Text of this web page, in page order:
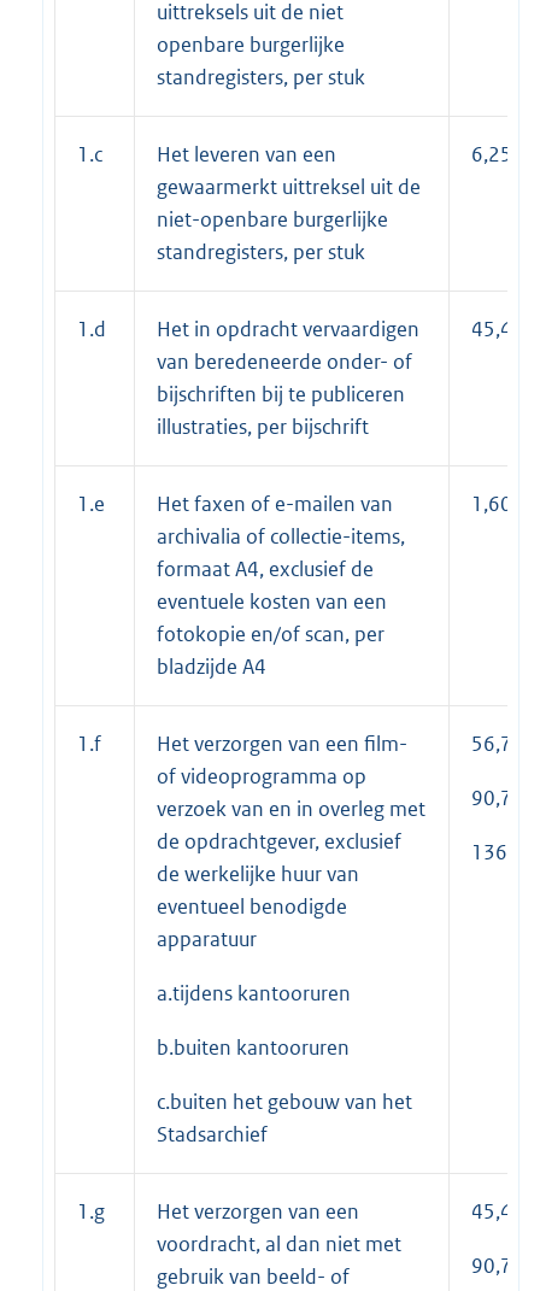
uittreksels uit de niet
openbare burgerlijke
standregisters, per stuk
1.c
Het leveren van een
gewaarmerkt uittreksel uit de
niet-openbare burgerlijke
standregisters, per stuk
6,25
1.d
Het in opdracht vervaardigen
van beredeneerde onder- of
bijschriften bij te publiceren
illustraties, per bijschrift
45,40
1.e
Het faxen of e-mailen van
archivalia of collectie-items,
formaat A4, exclusief de
eventuele kosten van een
fotokopie en/of scan, per
bladzijde A4
1,60
1.f
Het verzorgen van een film-
of videoprogramma op
verzoek van en in overleg met
de opdrachtgever, exclusief
de werkelijke huur van
eventueel benodigde
apparatuur
a.tijdens kantooruren
b.buiten kantooruren
c.buiten het gebouw van het
Stadsarchief
56,70
90,75
136,00
1.g
Het verzorgen van een
voordracht, al dan niet met
gebruik van beeld- of
45,40
90,75